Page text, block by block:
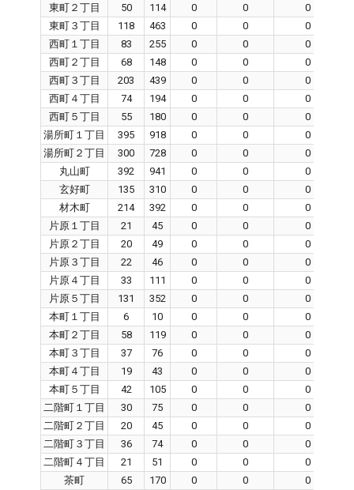
東町２丁目
50 114 0 0
0
東町３丁目
118 463 0 0
0
西町１丁目
83 255 0 0
0
西町２丁目
68 148 0 0
0
西町３丁目
203 439 0 0
0
西町４丁目
74 194 0 0
0
西町５丁目
55 180 0 0
0
湯所町１丁目
395 918 0 0
0
湯所町２丁目
300 728 0 0
0
丸山町
392 941 0 0
0
玄好町
135 310 0 0
0
材木町
214 392 0 0
0
片原１丁目
21 45 0 0
0
片原２丁目
20 49 0 0
0
片原３丁目
22 46 0 0
0
片原４丁目
33 111 0 0
0
片原５丁目
131 352 0 0
0
本町１丁目
6 10 0 0
0
本町２丁目
58 119 0 0
0
本町３丁目
37 76 0 0
0
本町４丁目
19 43 0 0
0
本町５丁目
42 105 0 0
0
二階町１丁目
30 75 0 0
0
二階町２丁目
20 45 0 0
0
二階町３丁目
36 74 0 0
0
二階町４丁目
21 51 0 0
0
茶町
65 170 0 0
0